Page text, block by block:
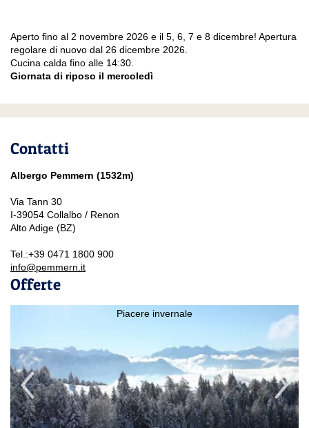
Aperto fino al 2 novembre 2026 e il 5, 6, 7 e 8 dicembre! Apertura
regolare di nuovo dal 26 dicembre 2026.
Cucina calda fino alle 14:30.
Giornata di riposo il mercoledì
Contatti
Albergo Pemmern (1532m)
Via Tann 30
I-39054 Collalbo / Renon
Alto Adige (BZ)
Tel.:+39 0471 1800 900
info@pemmern.it
Offerte
Piacere invernale